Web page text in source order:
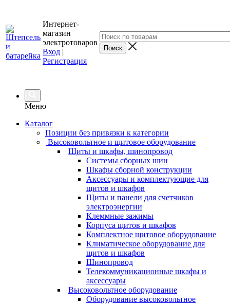
Интернет-
магазин
электротоваров
Вход |
Регистрация
Меню
Каталог
Позиции без привязки к категории
Высоковольтное и щитовое оборудование
Щиты и шкафы, шинопровод
Системы сборных шин
Шкафы сборной конструкции
Аксессуары и комплектующие для
щитов и шкафов
Щиты и панели для счетчиков
электроэнергии
Клеммные зажимы
Корпуса щитов и шкафов
Комплектное щитовое оборудование
Климатическое оборудование для
щитов и шкафов
Шинопровод
Телекоммуникационные шкафы и
аксессуары
Высоковольтное оборудование
Оборудование высоковольтное